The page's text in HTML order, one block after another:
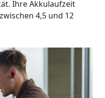
Ihre Akkulaufzeit
4,5 und 12